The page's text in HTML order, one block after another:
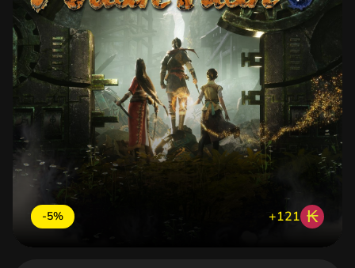
-5% +121 ₭